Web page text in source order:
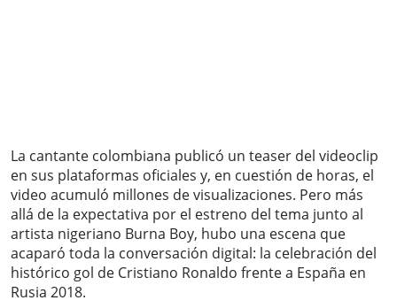
La cantante colombiana publicó un teaser del videoclip
en sus plataformas oficiales y, en cuestión de horas, el
video acumuló millones de visualizaciones. Pero más
allá de la expectativa por el estreno del tema junto al
artista nigeriano Burna Boy, hubo una escena que
acaparó toda la conversación digital: la celebración del
histórico gol de Cristiano Ronaldo frente a España en
Rusia 2018.